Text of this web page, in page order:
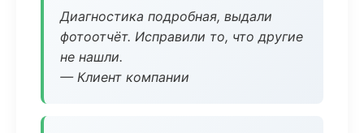
Диагностика подробная, выдали
фотоотчёт. Исправили то, что другие
не нашли.
— Клиент компании